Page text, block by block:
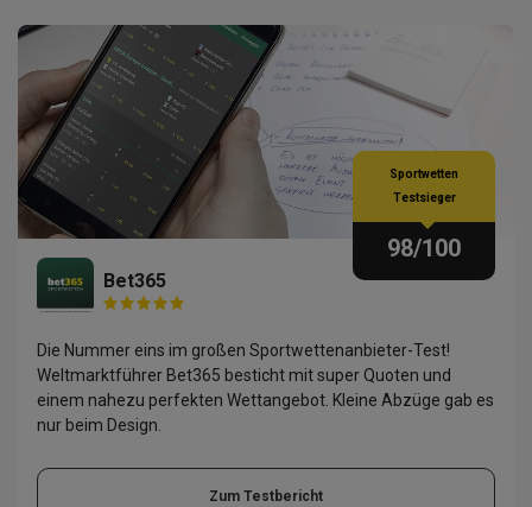
Bet365
Sportwetten
Testsieger
98/100
Die Nummer eins im großen Sportwettenanbieter-Test!
Weltmarktführer Bet365 besticht mit super Quoten und
einem nahezu perfekten Wettangebot. Kleine Abzüge gab es
nur beim Design.
Zum Testbericht